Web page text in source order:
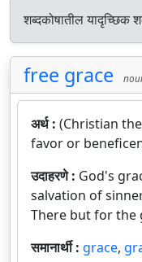
शब्दकोषातील यादृच्छिक
free grace
अर्थ : (Christian
favor or
उदाहरणे : God's
salvation of
There but for the
समानार्थी : grace,